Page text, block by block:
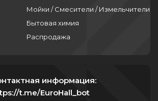
Мойки / Смесители / Измельчители
Бытовая химия
Распродажа
информация:
t.me/EuroHall_bot